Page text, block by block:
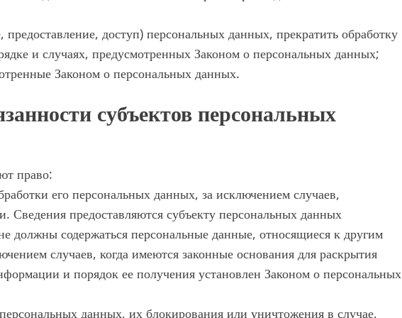
доступ) персональных данных, прекратить обработку
и случаях, предусмотренных Законом о персональных данных;
Законом о персональных данных.
субъектов персональных
право:
его персональных данных, за исключением случаев,
Сведения предоставляются субъекту персональных данных
должны содержаться персональные данные, относящиеся к другим
случаев, когда имеются законные основания для раскрытия
и порядок ее получения установлен Законом о персональных
данных, их блокирования или уничтожения в случае,